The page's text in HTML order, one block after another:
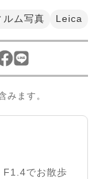
ルム写真 Leica
みます。
でお散歩